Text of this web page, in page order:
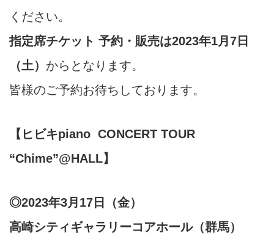
ください。
指定席チケット 予約・販売は2023年1月7日
（土） からとなります。
皆様のご予約お待ちしております。
【ヒビキpiano CONCERT TOUR
“Chime”@HALL】
◎2023年3月17日（金）
高崎シティギャラリーコアホール（群馬）